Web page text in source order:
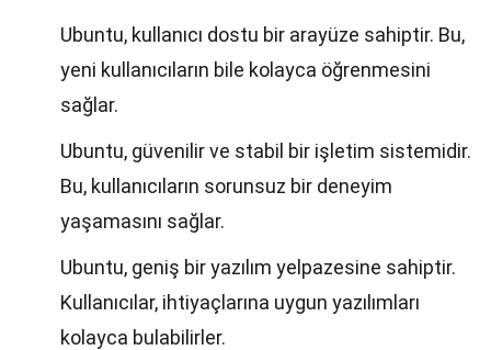
Ubuntu, kullanıcı dostu bir arayüze sahiptir. Bu,
yeni kullanıcıların bile kolayca öğrenmesini
sağlar.
Ubuntu, güvenilir ve stabil bir işletim sistemidir.
Bu, kullanıcıların sorunsuz bir deneyim
yaşamasını sağlar.
Ubuntu, geniş bir yazılım yelpazesine sahiptir.
Kullanıcılar, ihtiyaçlarına uygun yazılımları
kolayca bulabilirler.